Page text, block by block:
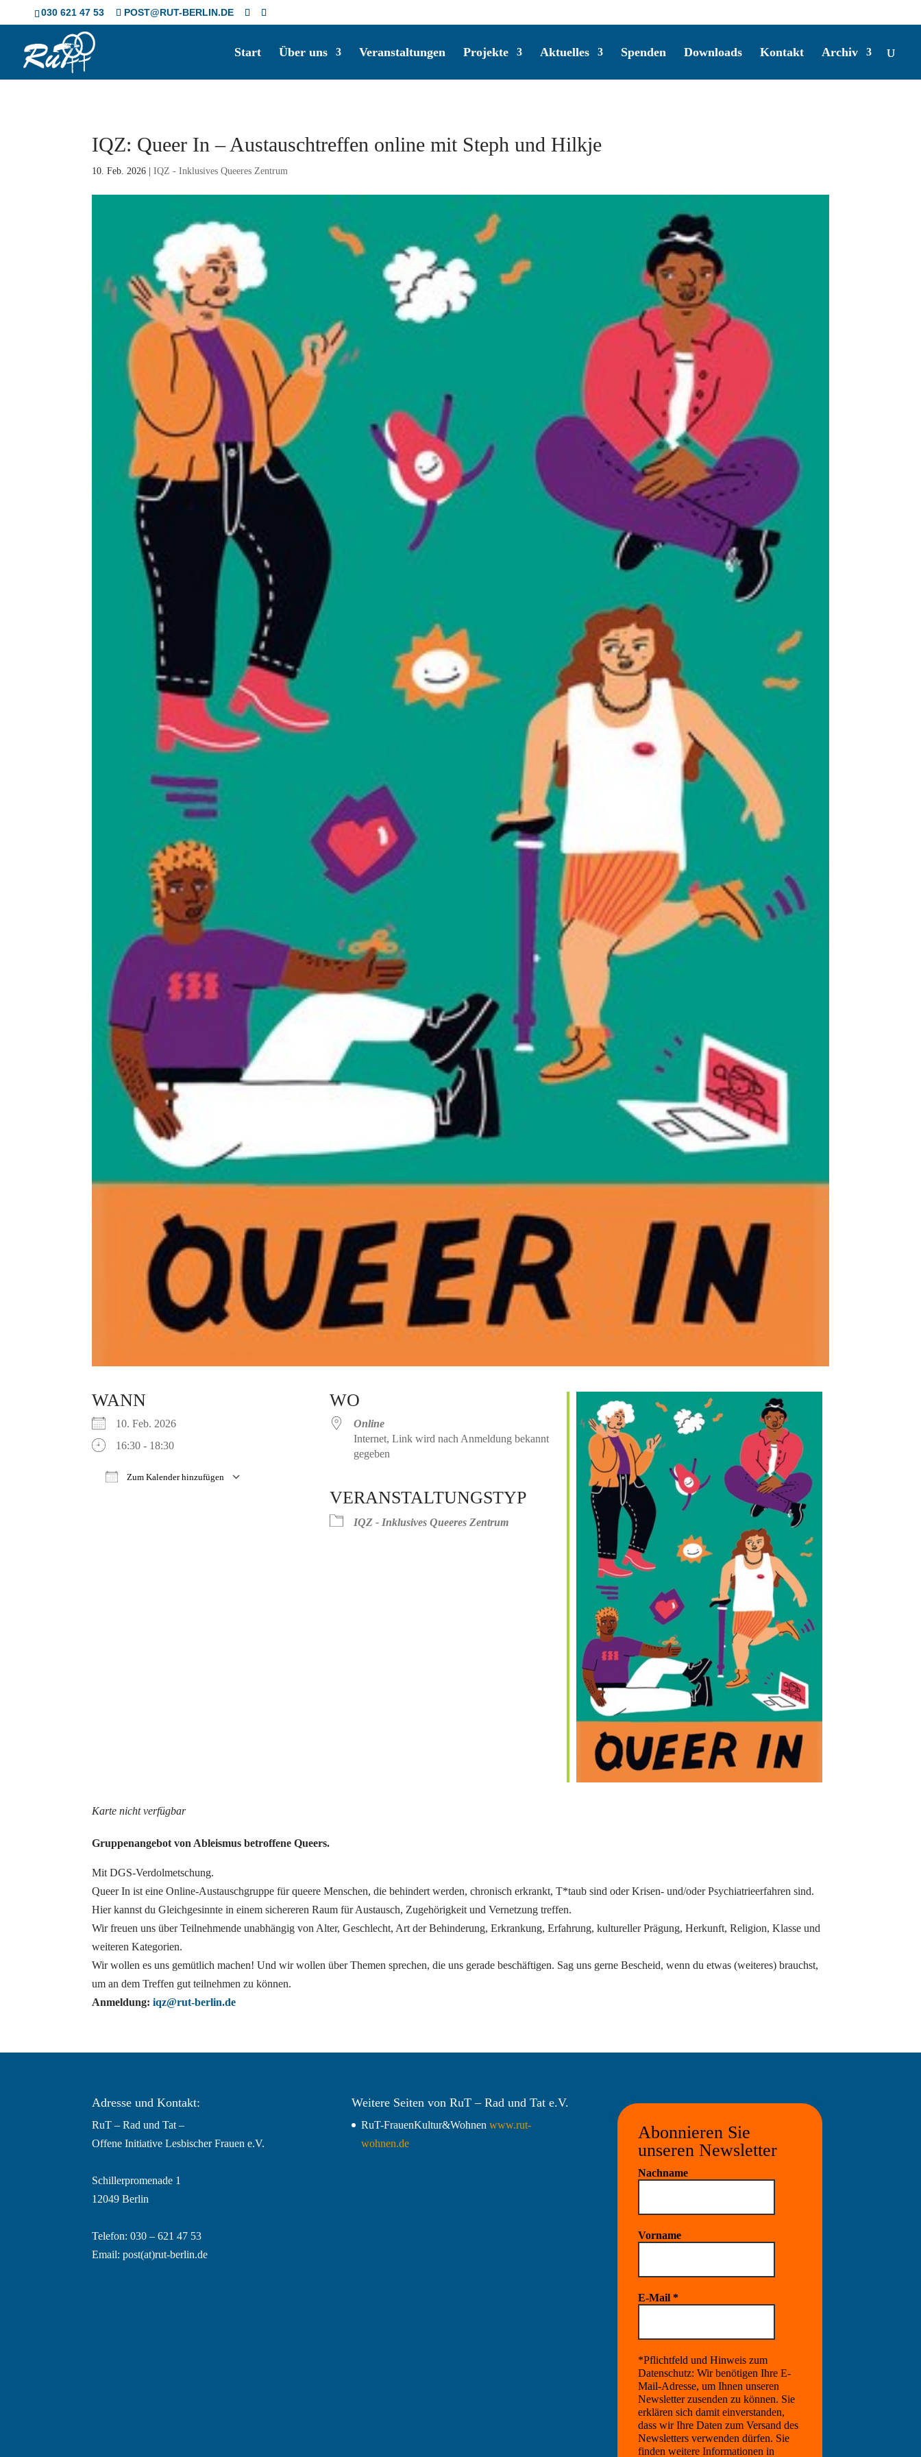
030 621 47 53 POST@RUT-BERLIN.DE
Start Über uns Veranstaltungen Projekte Aktuelles Spenden Downloads Kontakt Archiv
IQZ: Queer In – Austauschtreffen online mit Steph und Hilkje
10. Feb. 2026 |IQZ - Inklusives Queeres Zentrum
WANN
10. Feb. 2026
16:30 - 18:30
Zum Kalender hinzufügen
Google Kalender iCalendar Office 365 Outlook Live
WO
Online
Internet, Link wird nach Anmeldung bekannt
gegeben
VERANSTALTUNGSTYP
IQZ - Inklusives Queeres Zentrum
Karte nicht verfügbar
Gruppenangebot von Ableismus betroffene Queers.
Mit DGS-Verdolmetschung.
Queer In ist eine Online-Austauschgruppe für queere Menschen, die behindert werden, chronisch erkrankt, T*taub sind oder Krisen- und/oder Psychiatrieerfahren sind.
Hier kannst du Gleichgesinnte in einem sichereren Raum für Austausch, Zugehörigkeit und Vernetzung treffen.
Wir freuen uns über Teilnehmende unabhängig von Alter, Geschlecht, Art der Behinderung, Erkrankung, Erfahrung, kultureller Prägung, Herkunft, Religion, Klasse und
weiteren Kategorien.
Wir wollen es uns gemütlich machen! Und wir wollen über Themen sprechen, die uns gerade beschäftigen. Sag uns gerne Bescheid, wenn du etwas (weiteres) brauchst,
um an dem Treffen gut teilnehmen zu können.
Anmeldung:iqz@rut-berlin.de
Adresse und Kontakt:
RuT – Rad und Tat –
Offene Initiative Lesbischer Frauen e.V.
Schillerpromenade 1
12049 Berlin
Telefon: 030 – 621 47 53
Email:post(at)rut-berlin.de
Weitere Seiten von RuT – Rad und Tat e.V.
RuT-FrauenKultur&Wohnen www.rut-
wohnen.de
Abonnieren Sie
unseren Newsletter
Nachname
Vorname
E-Mail *
*Pflichtfeld und Hinweis zum
Datenschutz: Wir benötigen Ihre E-
Mail-Adresse, um Ihnen unseren
Newsletter zusenden zu können. Sie
erklären sich damit einverstanden,
dass wir Ihre Daten zum Versand des
Newsletters verwenden dürfen. Sie
finden weitere Informationen in